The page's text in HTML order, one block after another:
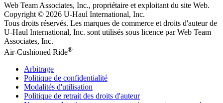
Web Team Associates, Inc., propriétaire et exploitant du site Web.
Copyright © 2026 U-Haul International, Inc.
Tous droits réservés. Les marques de commerce et droits d'auteur de
U-Haul International, Inc. sont utilisés sous licence par Web Team
Associates, Inc.
Air-Cushioned Ride®
Arbitrage
Politique de confidentialité
Modalités d'utilisation
Politique de retrait des droits d'auteur